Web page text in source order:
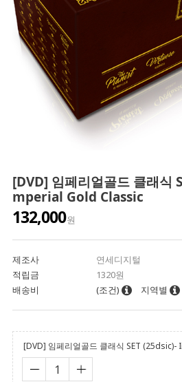
[DVD] 임페리얼골드 클래식
mperial Gold Classic
132,000원
제조사
연세디지털
적립금
1320원
배송비
(조건) 지역별
[DVD] 임페리얼골드 클래식 SET